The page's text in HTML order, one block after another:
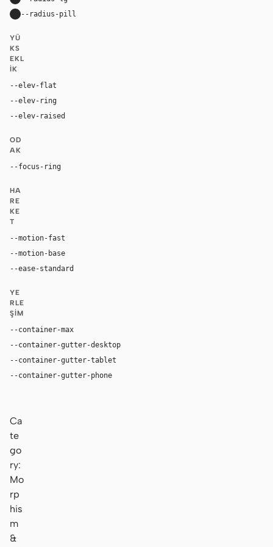
--radius-pill
YÜ
KS
EKL
IK
--elev-flat
--elev-ring
--elev-raised
OD
AK
--focus-ring
HA
RE
KE
T
--motion-fast
--motion-base
--ease-standard
YE
RLE
ŞIM
--container-max
--container-gutter-desktop
--container-gutter-tablet
--container-gutter-phone
Ca
te
go
ry:
Mo
rp
his
m
&